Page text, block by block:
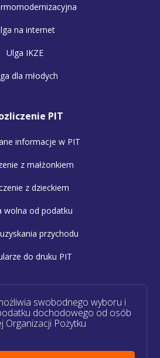
na internet
Ulga IKZE
dla młodych
PIT
informacje w PIT
z małżonkiem
z dzieckiem
wolna od podatku
przychodu
do druku PIT
swobodnego wyboru i
dochodowego od osób
Organizacji Pożytku